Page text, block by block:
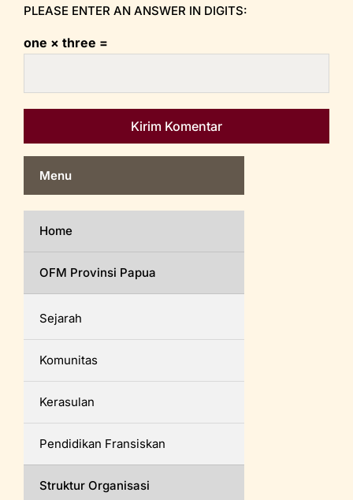
PLEASE ENTER AN ANSWER IN DIGITS:
one × three =
Menu
Home
OFM Provinsi Papua
Sejarah
Komunitas
Kerasulan
Pendidikan Fransiskan
Struktur Organisasi